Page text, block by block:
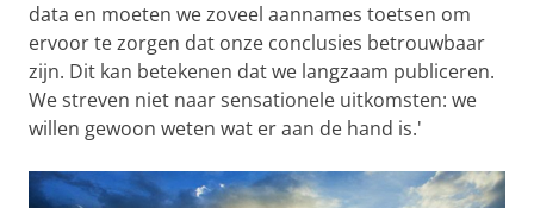
data en moeten we zoveel aannames toetsen om
ervoor te zorgen dat onze conclusies betrouwbaar
zijn. Dit kan betekenen dat we langzaam publiceren.
We streven niet naar sensationele uitkomsten: we
willen gewoon weten wat er aan de hand is.'